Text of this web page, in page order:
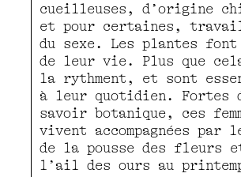
cueilleuses, d’origine
et pour certaines,
du sexe. Les plantes
de leur vie. Plus que
la rythment, et sont
à leur quotidien. Fortes
savoir botanique, ces
vivent accompagnées par
de la pousse des fleurs
l’ail des ours au